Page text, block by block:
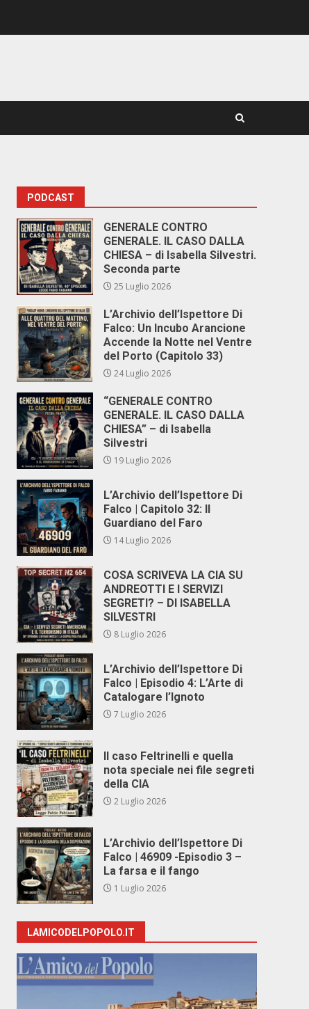
PODCAST
GENERALE CONTRO
GENERALE. IL CASO DALLA
CHIESA – di Isabella Silvestri.
Seconda parte
25 Luglio 2026
L’Archivio dell’Ispettore Di
Falco: Un Incubo Arancione
Accende la Notte nel Ventre
del Porto (Capitolo 33)
24 Luglio 2026
“GENERALE CONTRO
GENERALE. IL CASO DALLA
CHIESA” – di Isabella
Silvestri
19 Luglio 2026
L’Archivio dell’Ispettore Di
Falco | Capitolo 32: Il
Guardiano del Faro
14 Luglio 2026
COSA SCRIVEVA LA CIA SU
ANDREOTTI E I SERVIZI
SEGRETI? – DI ISABELLA
SILVESTRI
8 Luglio 2026
L’Archivio dell’Ispettore Di
Falco | Episodio 4: L’Arte di
Catalogare l’Ignoto
7 Luglio 2026
Il caso Feltrinelli e quella
nota speciale nei file segreti
della CIA
2 Luglio 2026
L’Archivio dell’Ispettore Di
Falco | 46909 -Episodio 3 –
La farsa e il fango
1 Luglio 2026
LAMICODELPOPOLO.IT